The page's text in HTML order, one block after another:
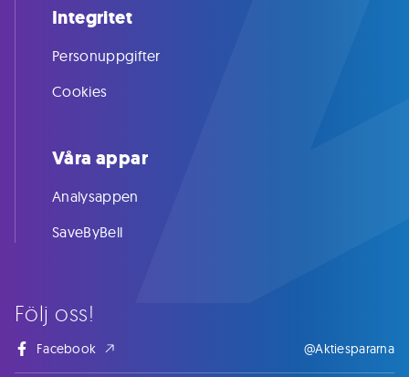
Följ oss!
Facebook @Aktiespararna
Integritet
Personuppgifter
Cookies
Våra appar
Analysappen
SaveByBell